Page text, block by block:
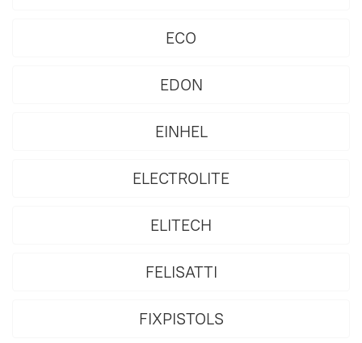
ECO
EDON
EINHEL
ELECTROLITE
ELITECH
FELISATTI
FIXPISTOLS